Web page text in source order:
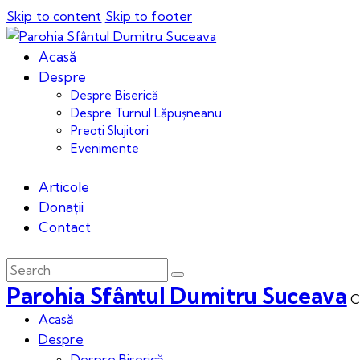
Skip to content Skip to footer
Acasă
Despre
Despre Biserică
Despre Turnul Lăpușneanu
Preoți Slujitori
Evenimente
Articole
Donații
Contact
Parohia Sfântul Dumitru Suceava
Acasă
Despre